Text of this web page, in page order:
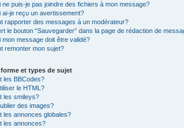
ne puis-je pas joindre des fichiers à mon message?
ai-je reçu un avertissement?
rapporter des messages à un modérateur?
le bouton “Sauvegarder” dans la page de rédaction de
mon message doit être validé?
remonter mon sujet?
forme et types de sujet
les BBCodes?
le HTML?
les smileys?
des images?
les annonces globales?
les annonces?